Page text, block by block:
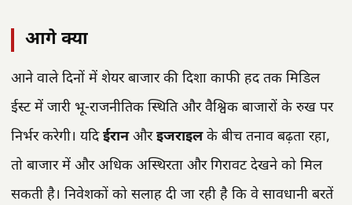
आगे क्या
आने वाले दिनों में शेयर बाजार की दिशा काफी हद तक मिडिल
ईस्ट में जारी भू-राजनीतिक स्थिति और वैश्विक बाजारों के रुख पर
निर्भर करेगी। यदिईरानऔरइजराइलके बीच तनाव बढ़ता रहा,
तो बाजार में और अधिक अस्थिरता और गिरावट देखने को मिल
सकती है। निवेशकों को सलाह दी जा रही है कि वे सावधानी बरतें